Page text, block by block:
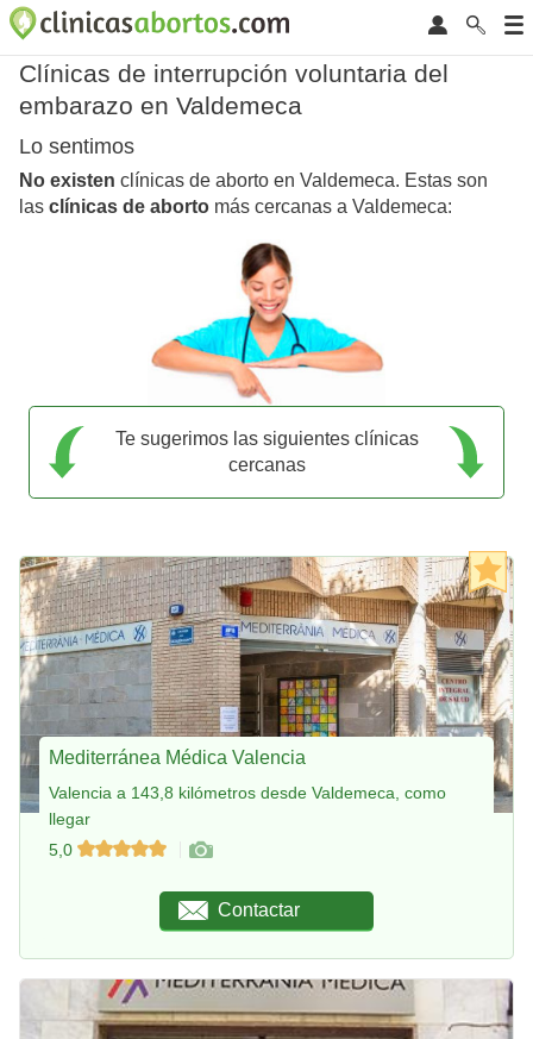
Clínicas de interrupción voluntaria del
embarazo en Valdemeca
Lo sentimos
No existen clínicas de aborto en Valdemeca. Estas son
las clínicas de aborto más cercanas a Valdemeca:
Te sugerimos las siguientes clínicas
cercanas
Mediterránea Médica Valencia
Valencia a 143,8 kilómetros desde Valdemeca, como
llegar
5,0
Contactar